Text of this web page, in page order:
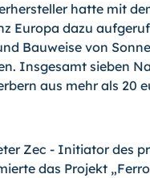
hat­te mit
Europa da­zu
Bau­weise von
Insgesamt sieben
aus mehr als 20
Zec - Initiator des
das Projekt